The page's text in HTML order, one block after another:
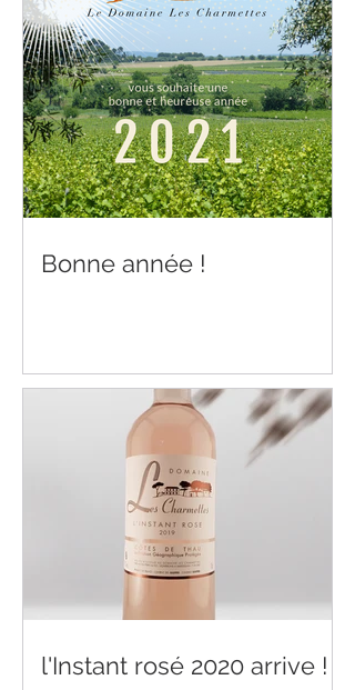
Bonne année !
l'Instant rosé 2020 arrive !